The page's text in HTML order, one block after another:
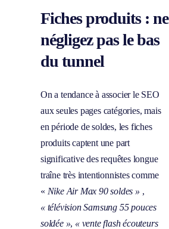
Fiches produits : ne
négligez pas le bas
du tunnel
On a tendance à associer le SEO
aux seules pages catégories, mais
en période de soldes, les fiches
produits captent une part
significative des requêtes longue
traîne très intentionnistes comme
« Nike Air Max 90 soldes » ,
« télévision Samsung 55 pouces
soldée », « vente flash écouteurs